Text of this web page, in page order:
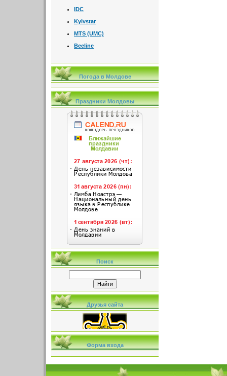
IDC
Kyivstar
MTS (UMC)
Beeline
Погода в Молдове
Праздники Молдовы
Поиск
Друзья сайта
Форма входа